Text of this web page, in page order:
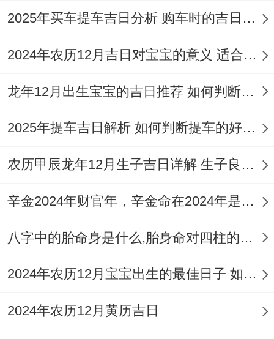
嫁娶、造车器、出行、会亲友、搬家、
12月6日（星期日；农历十月廿八）：值神
为“天牢”（黑道日）；吉日指数98分。适宜
造、动土以及出行。
• 十二月中（12月17日
月中旬的吉日也十分值得关注。
为“天德”（黄道日），吉日指数96分。适宜
嫁娶、纳采、祭祀、祈福、造庙、安香、出
2025年买车提车吉日分析 购车时的吉日与禁忌
2024年农历12月吉日对宝宝的意义 适合龙年宝宝出生的日子有哪些
龙年12月出生宝宝的吉日推荐 如何判断吉日是否适合宝宝
2025年提车吉日解析 如何判断提车的好日子
农历甲辰龙年12月生子吉日详解 生子良辰的影响因素
辛金2024年财官年，辛金命在2024年是财官年还是财印年
八字中的胎命身是什么,胎身命对四柱的影响
2024年农历12月宝宝出生的最佳日子 如何挑选适合的吉日
2024年农历12月黄历吉日